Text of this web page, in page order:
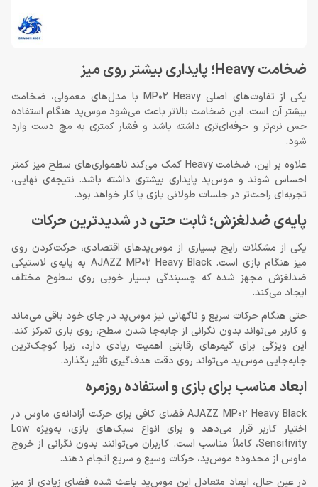
ضخامت Heavy؛ پایداری بیشتر روی میز
یکی از تفاوت‌های اصلی MP02 Heavy با مدل‌های معمولی، ضخامت
بیشتر آن است. این ضخامت بالاتر باعث می‌شود موس‌پد هنگام استفاده
حس نرم‌تر و حرفه‌ای‌تری داشته باشد و فشار کمتری به مچ دست وارد
شود.
علاوه بر این، ضخامت Heavy کمک می‌کند ناهمواری‌های سطح میز کمتر
احساس شوند و موس‌پد پایداری بیشتری داشته باشد. نتیجه‌ی نهایی،
تجربه‌ای راحت‌تر در جلسات طولانی بازی یا کار خواهد بود.
پایه‌ی ضدلغزش؛ ثابت حتی در شدیدترین حرکات
یکی از مشکلات رایج بسیاری از موس‌پدهای اقتصادی، حرکت‌کردن روی
میز هنگام بازی است. AJAZZ MP02 Heavy Black به پایه‌ی لاستیکی
ضدلغزش مجهز شده که چسبندگی بسیار خوبی روی سطوح مختلف
ایجاد می‌کند.
حتی هنگام حرکات سریع و ناگهانی نیز موس‌پد در جای خود باقی می‌ماند
و کاربر می‌تواند بدون نگرانی از جابه‌جا شدن سطح، روی بازی تمرکز کند.
این ویژگی برای گیمرهای رقابتی اهمیت زیادی دارد، زیرا کوچک‌ترین
جابه‌جایی موس‌پد می‌تواند روی دقت هدف‌گیری تأثیر بگذارد.
ابعاد مناسب برای بازی و استفاده روزمره
AJAZZ MP02 Heavy Black فضای کافی برای حرکت آزادانه‌ی ماوس در
اختیار کاربر قرار می‌دهد و برای انواع سبک‌های بازی، به‌ویژه Low
Sensitivity، کاملاً مناسب است. کاربران می‌توانند بدون نگرانی از خروج
ماوس از محدوده موس‌پد، حرکات وسیع و سریع انجام دهند.
در عین حال، ابعاد متعادل این موس‌پد باعث شده فضای زیادی از میز